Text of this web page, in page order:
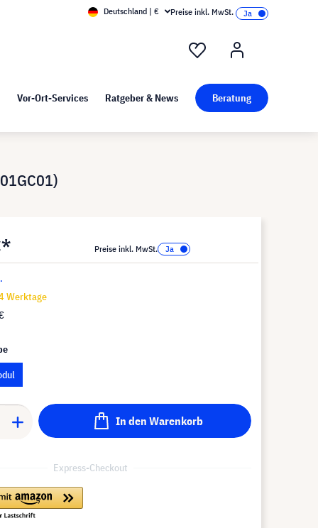
Kunst bei visunext
Deutschland | € Preise inkl. MwSt.
Vor-Ort-Services Ratgeber & News Beratung
Preise inkl. MwSt.
Werktage
In den Warenkorb
Express-Checkout